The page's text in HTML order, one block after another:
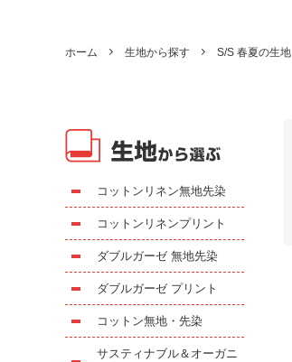
ホーム 生地から探す S/S 春夏の生地
コットンリネン無地先染
コットンリネンプリント
ダブルガーゼ 無地先染
ダブルガーゼ プリント
コットン無地・先染
サスティナブル＆オーガニ